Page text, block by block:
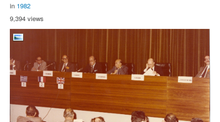
in 1982
9,394 views